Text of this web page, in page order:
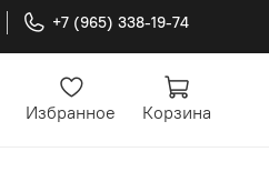
+7 (965) 338-19-74
Избранное Корзина